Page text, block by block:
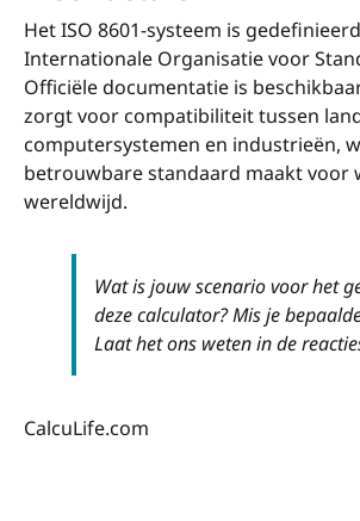
Het ISO 8601-systeem is
Internationale Organisatie voor
Officiële documentatie is
zorgt voor compatibiliteit tussen
computersystemen en industrieën,
betrouwbare standaard maakt voor
wereldwijd.
Wat is jouw scenario voor het
deze calculator? Mis je
Laat het ons weten in de
CalcuLife.com